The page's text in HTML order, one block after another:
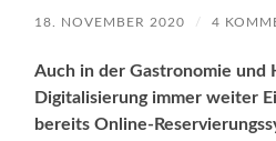
18. NOVEMBER 2020 / 4
Auch in der Gastronomie und
Digitalisierung immer weiter
bereits Online-